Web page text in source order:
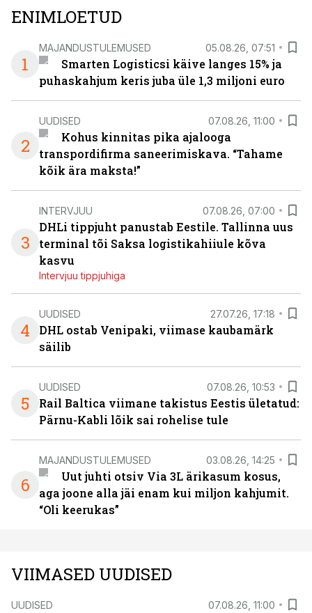
ENIMLOETUD
1
MAJANDUSTULEMUSED 05.08.26, 07:51
Smarten Logisticsi käive langes 15% ja
puhaskahjum keris juba üle 1,3 miljoni euro
2
UUDISED 07.08.26, 11:00
Kohus kinnitas pika ajalooga
transpordifirma saneerimiskava. “Tahame
kõik ära maksta!”
3
INTERVJUU 07.08.26, 07:00
DHLi tippjuht panustab Eestile. Tallinna uus
terminal tõi Saksa logistikahiiule kõva
kasvu
Intervjuu tippjuhiga
4
UUDISED 27.07.26, 17:18
DHL ostab Venipaki, viimase kaubamärk
säilib
5
UUDISED 07.08.26, 10:53
Rail Baltica viimane takistus Eestis ületatud:
Pärnu-Kabli lõik sai rohelise tule
6
MAJANDUSTULEMUSED 03.08.26, 14:25
Uut juhti otsiv Via 3L ärikasum kosus,
aga joone alla jäi enam kui miljon kahjumit.
“Oli keerukas”
VIIMASED UUDISED
UUDISED 07.08.26, 11:00